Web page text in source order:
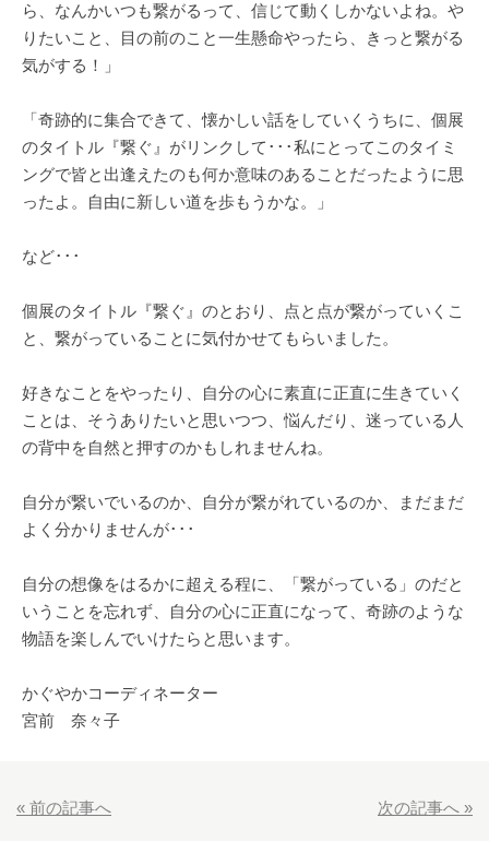
ら、なんかいつも繋がるって、信じて動くしかないよね。や
りたいこと、目の前のこと一生懸命やったら、きっと繋がる
気がする！」
「奇跡的に集合できて、懐かしい話をしていくうちに、個展
のタイトル『繋ぐ』がリンクして･･･私にとってこのタイミ
ングで皆と出逢えたのも何か意味のあることだったように思
ったよ。自由に新しい道を歩もうかな。」
など･･･
個展のタイトル『繋ぐ』のとおり、点と点が繋がっていくこ
と、繋がっていることに気付かせてもらいました。
好きなことをやったり、自分の心に素直に正直に生きていく
ことは、そうありたいと思いつつ、悩んだり、迷っている人
の背中を自然と押すのかもしれませんね。
自分が繋いでいるのか、自分が繋がれているのか、まだまだ
よく分かりませんが･･･
自分の想像をはるかに超える程に、「繋がっている」のだと
いうことを忘れず、自分の心に正直になって、奇跡のような
物語を楽しんでいけたらと思います。
かぐやかコーディネーター
宮前 奈々子
« 前の記事へ 次の記事へ »